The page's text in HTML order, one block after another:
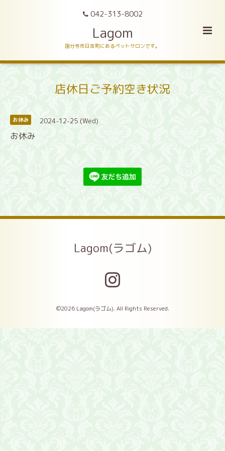
042-313-8002
Lagom
国分寺市日吉町にあるペットサロンです。
店休日ご予約空き状況
お休み 2024-12-25 (Wed)
お休み
Lagom(ラゴム)
©2026 Lagom(ラゴム). All Rights Reserved.